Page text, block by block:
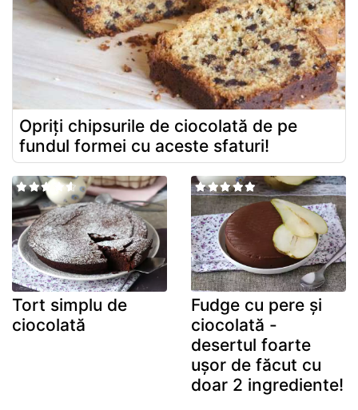
Opriți chipsurile de ciocolată de pe
fundul formei cu aceste sfaturi!
Tort simplu de
ciocolată
Fudge cu pere și
ciocolată -
desertul foarte
ușor de făcut cu
doar 2 ingrediente!